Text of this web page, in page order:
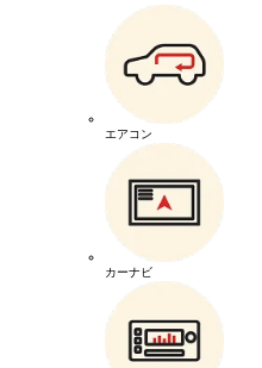
エアコン
カーナビ